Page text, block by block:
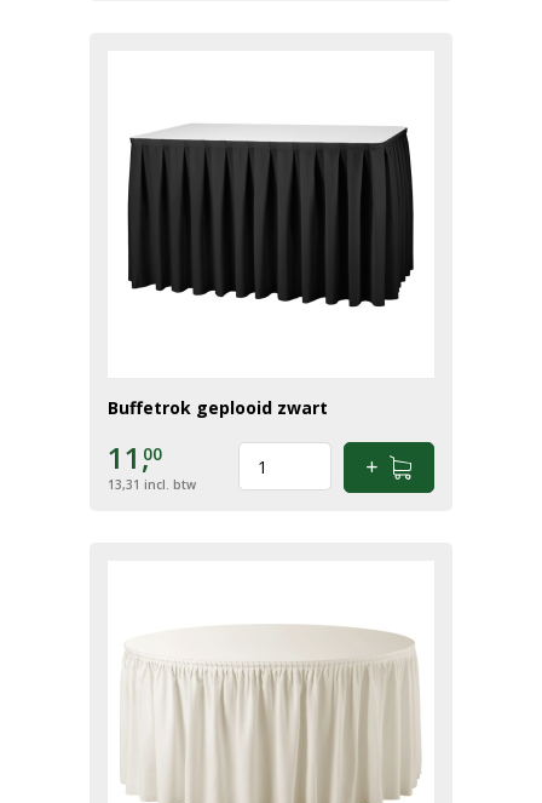
Buffetrok geplooid zwart
11,00
13,31 incl. btw